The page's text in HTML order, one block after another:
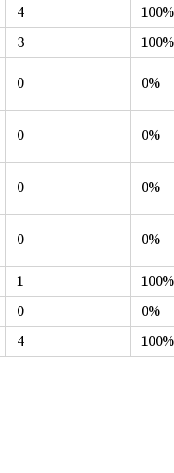
4
100%
3
100%
0 0%
0 0%
0 0%
0 0%
1
100%
0
0%
4 100%